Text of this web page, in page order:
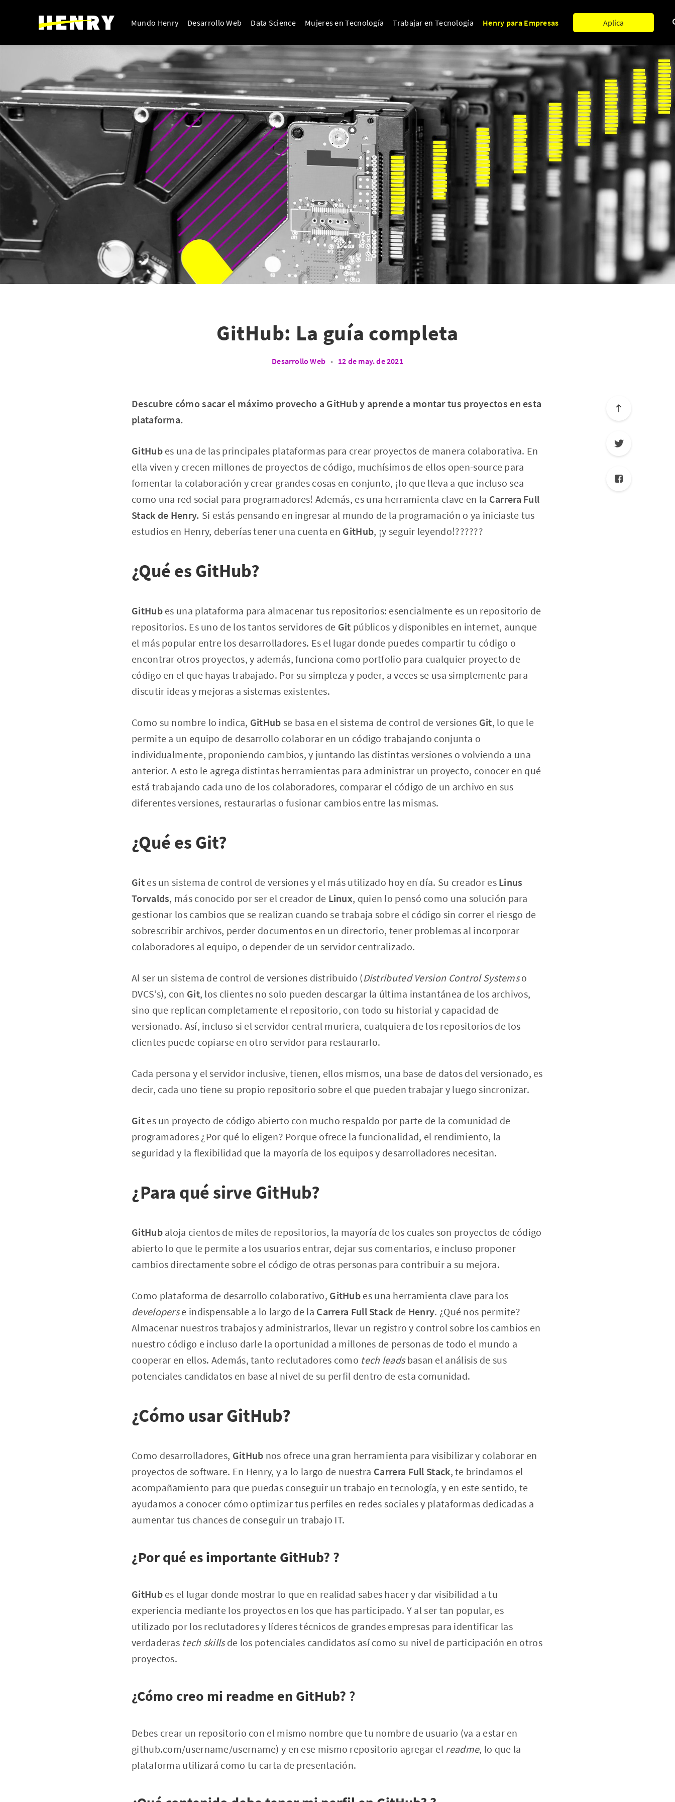
Mundo Henry Desarrollo Web Data Science Mujeres en Tecnología Trabajar en Tecnología Henry para Empresas Aplica
GitHub: La guía completa
Desarrollo Web • 12 de may. de 2021
Descubre cómo sacar el máximo provecho a GitHub y aprende a montar tus proyectos en esta
plataforma.
GitHub es una de las principales plataformas para crear proyectos de manera colaborativa. En
ella viven y crecen millones de proyectos de código, muchísimos de ellos open-source para
fomentar la colaboración y crear grandes cosas en conjunto, ¡lo que lleva a que incluso sea
como una red social para programadores! Además, es una herramienta clave en la Carrera Full
Stack de Henry. Si estás pensando en ingresar al mundo de la programación o ya iniciaste tus
estudios en Henry, deberías tener una cuenta en GitHub, ¡y seguir leyendo!??????
¿Qué es GitHub?
GitHub es una plataforma para almacenar tus repositorios: esencialmente es un repositorio de
repositorios. Es uno de los tantos servidores de Git públicos y disponibles en internet, aunque
el más popular entre los desarrolladores. Es el lugar donde puedes compartir tu código o
encontrar otros proyectos, y además, funciona como portfolio para cualquier proyecto de
código en el que hayas trabajado. Por su simpleza y poder, a veces se usa simplemente para
discutir ideas y mejoras a sistemas existentes.
Como su nombre lo indica, GitHub se basa en el sistema de control de versiones Git, lo que le
permite a un equipo de desarrollo colaborar en un código trabajando conjunta o
individualmente, proponiendo cambios, y juntando las distintas versiones o volviendo a una
anterior. A esto le agrega distintas herramientas para administrar un proyecto, conocer en qué
está trabajando cada uno de los colaboradores, comparar el código de un archivo en sus
diferentes versiones, restaurarlas o fusionar cambios entre las mismas.
¿Qué es Git?
Git es un sistema de control de versiones y el más utilizado hoy en día. Su creador es Linus
Torvalds, más conocido por ser el creador de Linux, quien lo pensó como una solución para
gestionar los cambios que se realizan cuando se trabaja sobre el código sin correr el riesgo de
sobrescribir archivos, perder documentos en un directorio, tener problemas al incorporar
colaboradores al equipo, o depender de un servidor centralizado.
Al ser un sistema de control de versiones distribuido (Distributed Version Control Systemso
DVCS’s), con Git, los clientes no solo pueden descargar la última instantánea de los archivos,
sino que replican completamente el repositorio, con todo su historial y capacidad de
versionado. Así, incluso si el servidor central muriera, cualquiera de los repositorios de los
clientes puede copiarse en otro servidor para restaurarlo.
Cada persona y el servidor inclusive, tienen, ellos mismos, una base de datos del versionado, es
decir, cada uno tiene su propio repositorio sobre el que pueden trabajar y luego sincronizar.
Git es un proyecto de código abierto con mucho respaldo por parte de la comunidad de
programadores ¿Por qué lo eligen? Porque ofrece la funcionalidad, el rendimiento, la
seguridad y la flexibilidad que la mayoría de los equipos y desarrolladores necesitan.
¿Para qué sirve GitHub?
GitHub aloja cientos de miles de repositorios, la mayoría de los cuales son proyectos de código
abierto lo que le permite a los usuarios entrar, dejar sus comentarios, e incluso proponer
cambios directamente sobre el código de otras personas para contribuir a su mejora.
Como plataforma de desarrollo colaborativo, GitHub es una herramienta clave para los
developerse indispensable a lo largo de la Carrera Full Stack de Henry. ¿Qué nos permite?
Almacenar nuestros trabajos y administrarlos, llevar un registro y control sobre los cambios en
nuestro código e incluso darle la oportunidad a millones de personas de todo el mundo a
cooperar en ellos. Además, tanto reclutadores como tech leadsbasan el análisis de sus
potenciales candidatos en base al nivel de su perfil dentro de esta comunidad.
¿Cómo usar GitHub?
Como desarrolladores, GitHub nos ofrece una gran herramienta para visibilizar y colaborar en
proyectos de software. En Henry, y a lo largo de nuestra Carrera Full Stack, te brindamos el
acompañamiento para que puedas conseguir un trabajo en tecnología, y en este sentido, te
ayudamos a conocer cómo optimizar tus perfiles en redes sociales y plataformas dedicadas a
aumentar tus chances de conseguir un trabajo IT.
¿Por qué es importante GitHub? ?
GitHub es el lugar donde mostrar lo que en realidad sabes hacer y dar visibilidad a tu
experiencia mediante los proyectos en los que has participado. Y al ser tan popular, es
utilizado por los reclutadores y líderes técnicos de grandes empresas para identificar las
verdaderas tech skillsde los potenciales candidatos así como su nivel de participación en otros
proyectos.
¿Cómo creo mi readme en GitHub? ?
Debes crear un repositorio con el mismo nombre que tu nombre de usuario (va a estar en
github.com/username/username) y en ese mismo repositorio agregar el readme, lo que la
plataforma utilizará como tu carta de presentación.